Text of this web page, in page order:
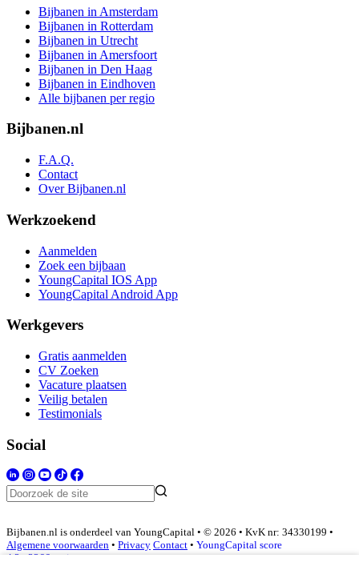
Bijbanen in Amsterdam
Bijbanen in Rotterdam
Bijbanen in Utrecht
Bijbanen in Amersfoort
Bijbanen in Den Haag
Bijbanen in Eindhoven
Alle bijbanen per regio
Bijbanen.nl
F.A.Q.
Contact
Over Bijbanen.nl
Werkzoekend
Aanmelden
Zoek een bijbaan
YoungCapital IOS App
YoungCapital Android App
Werkgevers
Gratis aanmelden
CV Zoeken
Vacature plaatsen
Veilig betalen
Testimonials
Social
Bijbanen.nl is onderdeel van YoungCapital • © 2026 • KvK nr: 34330199 •
Algemene voorwaarden • Privacy Contact • YoungCapital score
4.3 - 3366 reviews